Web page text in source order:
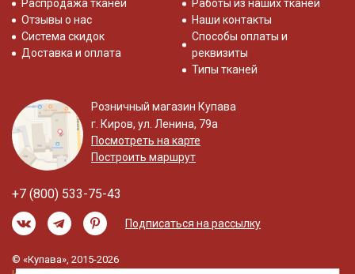
Распродажа тканей
Отзывы о нас
Система скидок
Доставка и оплата
Работы из наших тканей
Наши контакты
Способы оплаты и
реквизиты
Типы тканей
Розничный магазин Купава
г. Киров, ул. Ленина, 79а
Посмотреть на карте
Построить маршрут
+7 (800) 533-75-43
Подписаться на рассылку
© «Купава», 2015-2026